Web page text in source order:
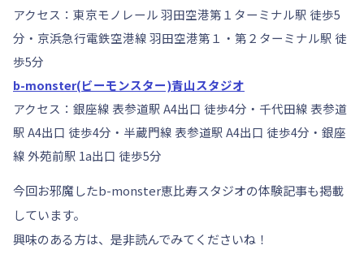
アクセス：東京モノレール 羽田空港第１ターミナル駅 徒歩5
分・京浜急行電鉄空港線 羽田空港第１・第２ターミナル駅 徒
歩5分
b-monster(ビーモンスター)青山スタジオ
アクセス：銀座線 表参道駅 A4出口 徒歩4分・千代田線 表参道
駅 A4出口 徒歩4分・半蔵門線 表参道駅 A4出口 徒歩4分・銀座
線 外苑前駅 1a出口 徒歩5分
今回お邪魔したb-monster恵比寿スタジオの体験記事も掲載
しています。
興味のある方は、是非読んでみてくださいね！